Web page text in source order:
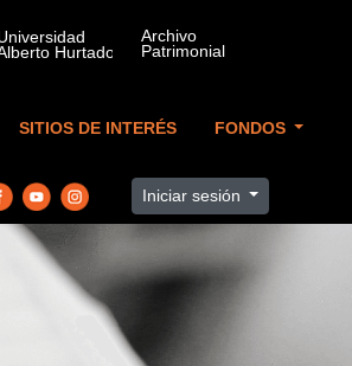
SITIOS DE INTERÉS FONDOS
Iniciar sesión